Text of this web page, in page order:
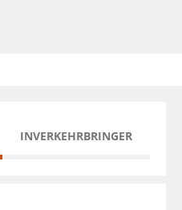
INVERKEHRBRINGER